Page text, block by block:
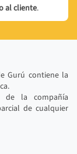
al cliente.
Gurú contiene la
de la compañía
de cualquier